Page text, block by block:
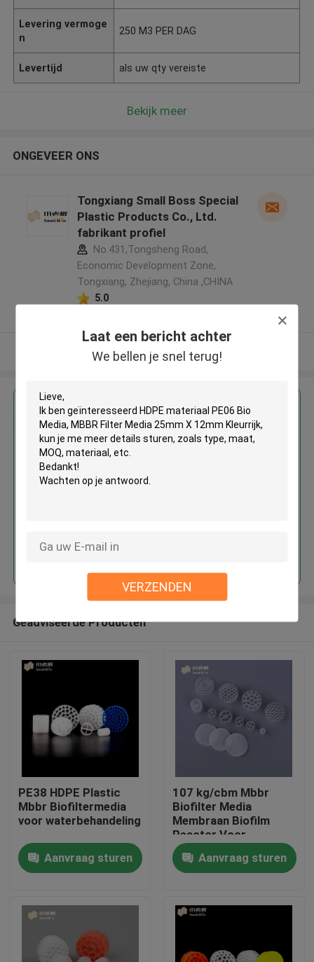
Laat een bericht achter
We bellen je snel terug!
VERZENDEN
Huis
Producten
Ongeveer ons
Levering vermoge
n
250 M3 PER DAG
Levertijd als uw qty vereiste
Bekijk meer
ONGEVEER ONS
Tongxiang Small Boss Special
Plastic Products Co., Ltd.
fabrikant profiel
No.431,Tongsheng Road,
Economic Development Zone,
Tongxiang, Zhejiang, China ,CHINA
5.0
Bekijk meer
Krijg de beste prijs voor
HDPE materiaal PE06 Bio Media,
12mm Kleurrijk
Geadviseerde Producten
PE38 HDPE Plastic
Mbbr Biofiltermedia
voor waterbehandeling
Aanvraag sturen
107 kg/cbm Mbbr
Biofilter Media
Membraan Biofilm
Reactor Voor
Biologische Media
Aanvraag sturen